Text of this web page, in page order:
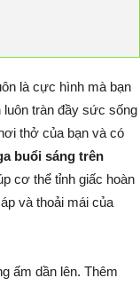
là cực hình mà bạn
luôn tràn đầy sức sống
thở của bạn và có
buổi sáng trên
cơ thể tỉnh giấc hoàn
và thoải mái của
ấm dần lên. Thêm